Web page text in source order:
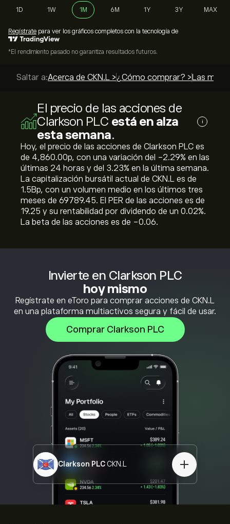
Invierte en Clarkson PLC
hoy mismo
Regístrate en eToro para comprar acciones de CKN.L
en una plataforma multiactivos segura y fácil de usar.
Comprar Clarkson PLC
Clarkson PLCCKN.L
1D 1W 1M 6M 1Y 3Y MAX
Regístrate para ver los gráficos completos con la tecnología de
*El rendimiento pasado no garantiza resultados futuros.
Saltar a:Acerca de CKN.L >¿Cómo comprar? > Las
El precio de las acciones de
Clarkson PLC está en alza
esta semana.
i
Hoy, el precio de las acciones de Clarkson PLC es
de 4,860.00‎p‎, con una variación del ‎-2.29‎% en las
últimas 24 horas y del ‎3.23‎% en la última semana.
La capitalización bursátil actual de CKN.L es de
1.5B‎p‎, con un volumen medio en los últimos tres
meses de 69789.45. El PER de las acciones es de
19.25 y su rentabilidad por dividendo de un 0.02%.
La beta de las acciones es de -0.06.